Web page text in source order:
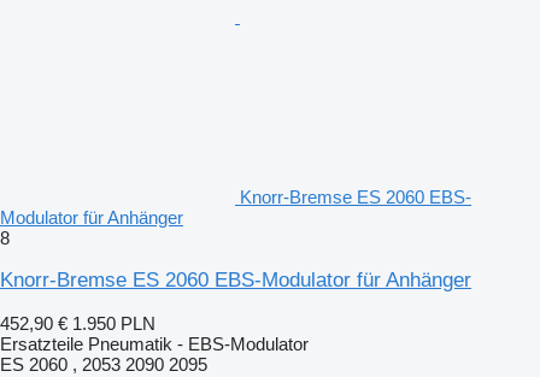
Knorr-Bremse ES 2060 EBS-
Modulator für Anhänger
8
Knorr-Bremse ES 2060 EBS-Modulator für Anhänger
452,90 € 1.950 PLN
Ersatzteile Pneumatik - EBS-Modulator
ES 2060 , 2053 2090 2095